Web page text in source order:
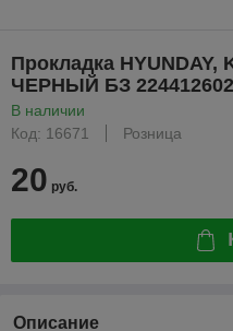
Прокладка
ЧЕРНЫЙ БЗ
В наличии
Код: 16671
Розница
20 руб.
Описание